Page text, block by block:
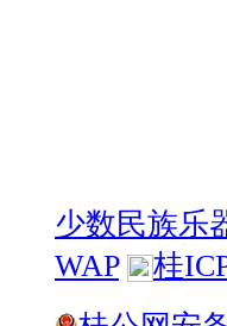
少数民族乐
WAP
桂